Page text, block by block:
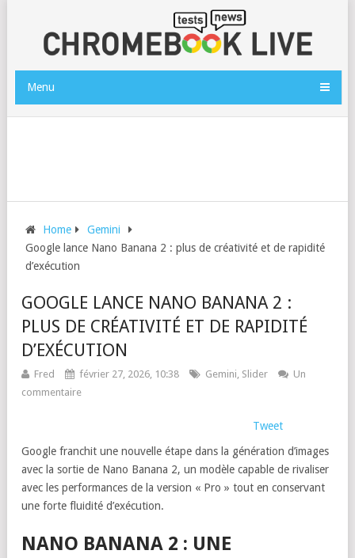
Menu
Home
Gemini
Google lance Nano Banana 2 : plus de créativité et de rapidité
d’exécution
GOOGLE LANCE NANO BANANA 2 :
PLUS DE CRÉATIVITÉ ET DE RAPIDITÉ
D’EXÉCUTION
Fred février 27, 2026, 10:38 Gemini, Slider
Un
commentaire
Tweet
Google franchit une nouvelle étape dans la génération d’images
avec la sortie de Nano Banana 2, un modèle capable de rivaliser
avec les performances de la version « Pro » tout en conservant
une forte fluidité d’exécution.
NANO BANANA 2 : UNE